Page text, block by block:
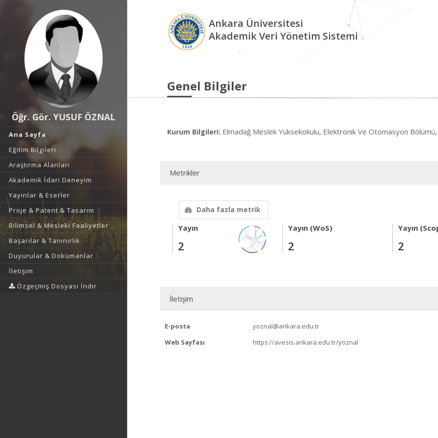
Öğr. Gör. YUSUF ÖZNAL
Ana Sayfa
Eğitim Bilgileri
Araştırma Alanları
Akademik İdari Deneyim
Yayınlar & Eserler
Proje & Patent & Tasarım
Bilimsel & Mesleki Faaliyetler
Başarılar & Tanınırlık
Duyurular & Dokümanlar
İletişim
Özgeçmiş Dosyası İndir
Ankara Üniversitesi
Akademik Veri Yönetim Sistemi
Genel Bilgiler
Kurum Bilgileri: Elmadağ Meslek Yüksekokulu, Elektronik Ve Otomasyon
Metrikler
Daha fazla metrik
Yayın
2
Yayın (WoS)
2
Yayın
2
İletişim
E-posta
yoznal@ankara.edu.tr
Web Sayfası
https://avesis.ankara.edu.tr/yoznal